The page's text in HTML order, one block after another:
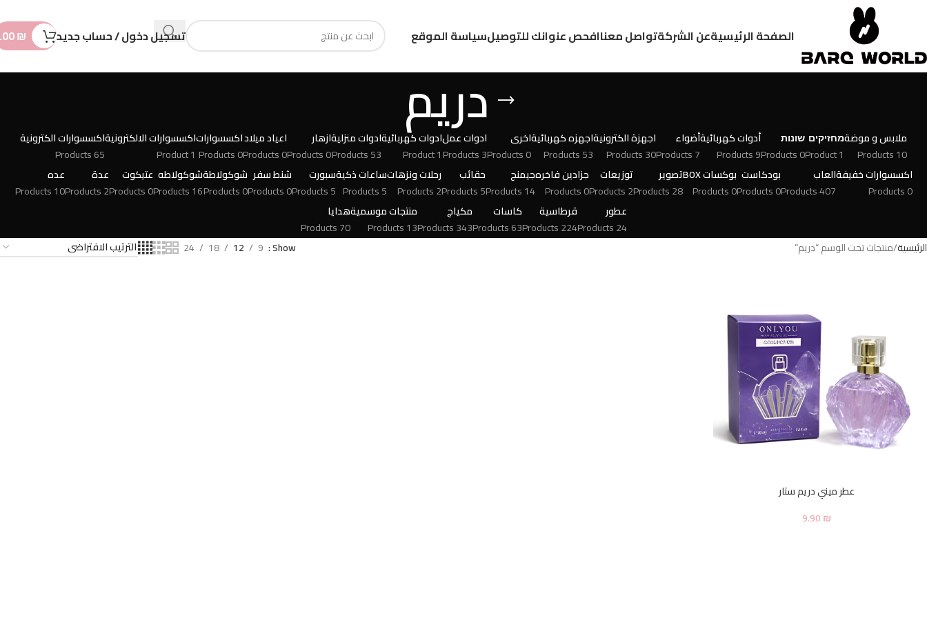
الصفحة الرئيسيةعن الشركةتواصل معناافحص عنوانك للتوصيلسياسة الموقع تسجيل دخول / حساب جديد ₪
دريم
ملابس و موضة
10 Products
מחזיקים
1 Product
שונות
0 Products
أدوات كهربائية
9 Products
أضواء
7 Products
اجهزة الكترونية
30 Products
اجهزه كهربائية
53 Products
اخرى
0 Products
ادوات عمل
3 Products
ادوات كهربائية
1 Product
ادوات منزلية
53 Products
ازهار
0 Products
اعياد ميلاد
0 Products
اكسسوارات
0 Products
اكسسوارات الالكترونية
1 Product
اكسسوارات الكترونية
65 Products
اكسسوارات خفيفة
0 Products
العاب
407 Products
بودكاست
0 Products
بوكسات BOX
0 Products
تصوير
28 Products
توزيعات
2 Products
جزادين فاخره
0 Products
جيمنج
14 Products
حقائب
5 Products
رحلات ونزهات
2 Products
ساعات ذكية
5 Products
سبورت
5 Products
شنط سفر
0 Products
شوكولاطة
0 Products
شوكولاطه
16 Products
عتيكوت
0 Products
عدة
2 Products
عده
10 Products
عطور
24 Products
قرطاسية
224 Products
كاسات
63 Products
مكياج
343 Products
منتجات موسمية
13 Products
هدايا
70 Products
الرئيسية منتجات تحت الوسم “دريم” Show
9
12
18
24
عطر ميني دريم ستار
9.90₪